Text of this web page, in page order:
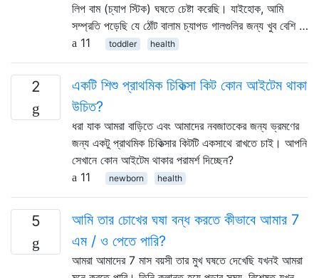
লিপ বাম (চ্যাপ স্টিক) ঘষতে চেষ্টা করেছি। যাইহোক, আমি
সম্প্রতি পড়েছি যে ঠোঁট বালাম চ্যাপড গালগুলির জন্য খুব বেশি …
11
toddler health
2
একটি শিশু প্রাথমিক চিকিত্সা কিট কোন আইটেম থাকা
উচিত?
ধরা যাক আমরা বাড়িতে এবং আমাদের নবজাতকের জন্য ভ্রমণের
জন্য একটু প্রাথমিক চিকিত্সার কিটটি একসাথে রাখতে চাই। আপনি
সেখানে কোন আইটেম থাকার পরামর্শ দিচ্ছেন?
11
newborn health
5
আমি তার চোখের ঘষা বন্ধ করতে কীভাবে আমার 7
এম / ও পেতে পারি?
আমরা আমাদের 7 মাস বয়সী তার মুখ ঘষতে দেখেছি যখনই আমরা